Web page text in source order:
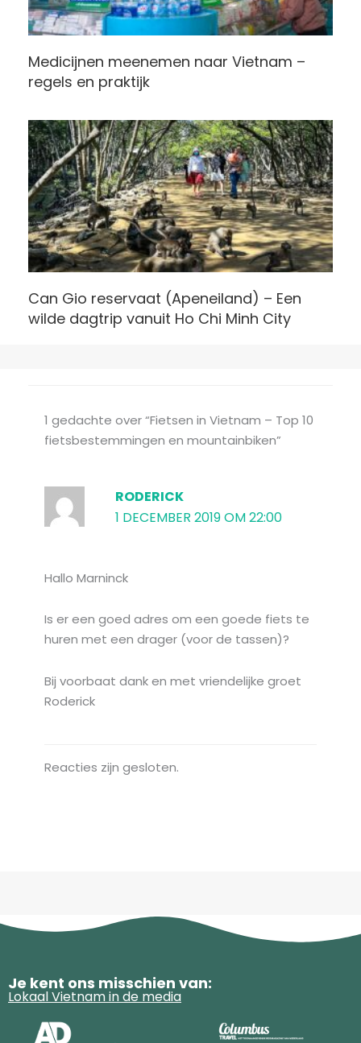
Medicijnen meenemen naar Vietnam –
regels en praktijk
Can Gio reservaat (Apeneiland) – Een
wilde dagtrip vanuit Ho Chi Minh City
1 gedachte over “Fietsen in Vietnam – Top 10
fietsbestemmingen en mountainbiken”
RODERICK
1 DECEMBER 2019 OM 22:00
Hallo Marninck
Is er een goed adres om een goede fiets te
huren met een drager (voor de tassen)?
Bij voorbaat dank en met vriendelijke groet
Roderick
Reacties zijn gesloten.
Je kent ons misschien van:
Lokaal Vietnam in de media